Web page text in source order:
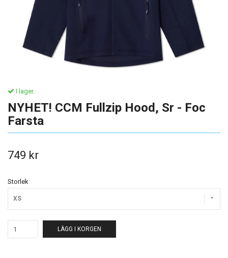
I lager.
NYHET! CCM Fullzip Hood, Sr - Foc
Farsta
749 kr
Storlek
XS
LÄGG I KORGEN